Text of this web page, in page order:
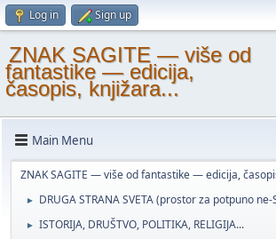
Log in Sign up
ZNAK SAGITE — više od
fantastike — edicija,
časopis, knjižara...
Main Menu
ZNAK SAGITE — više od fantastike — edicija,
► DRUGA STRANA SVETA (prostor za potpuno ne-
► ISTORIJA, DRUŠTVO, POLITIKA, RELIGIJA...